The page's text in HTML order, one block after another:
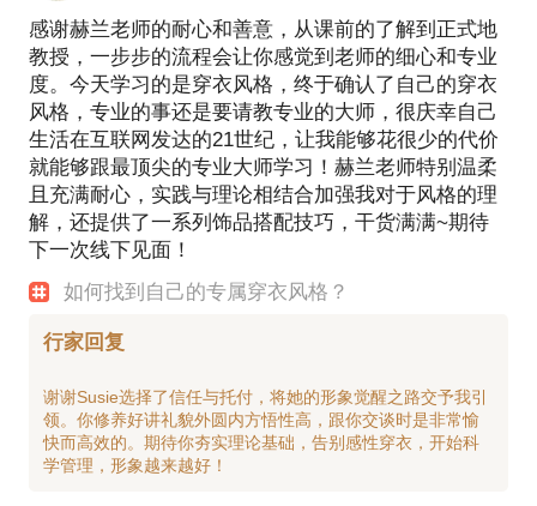
感谢赫兰老师的耐心和善意，从课前的了解到正式地
教授，一步步的流程会让你感觉到老师的细心和专业
度。今天学习的是穿衣风格，终于确认了自己的穿衣
风格，专业的事还是要请教专业的大师，很庆幸自己
生活在互联网发达的21世纪，让我能够花很少的代价
就能够跟最顶尖的专业大师学习！赫兰老师特别温柔
且充满耐心，实践与理论相结合加强我对于风格的理
解，还提供了一系列饰品搭配技巧，干货满满~期待
下一次线下见面！
如何找到自己的专属穿衣风格？
行家回复
谢谢Susie选择了信任与托付，将她的形象觉醒之路交予我引
领。你修养好讲礼貌外圆内方悟性高，跟你交谈时是非常愉
快而高效的。期待你夯实理论基础，告别感性穿衣，开始科